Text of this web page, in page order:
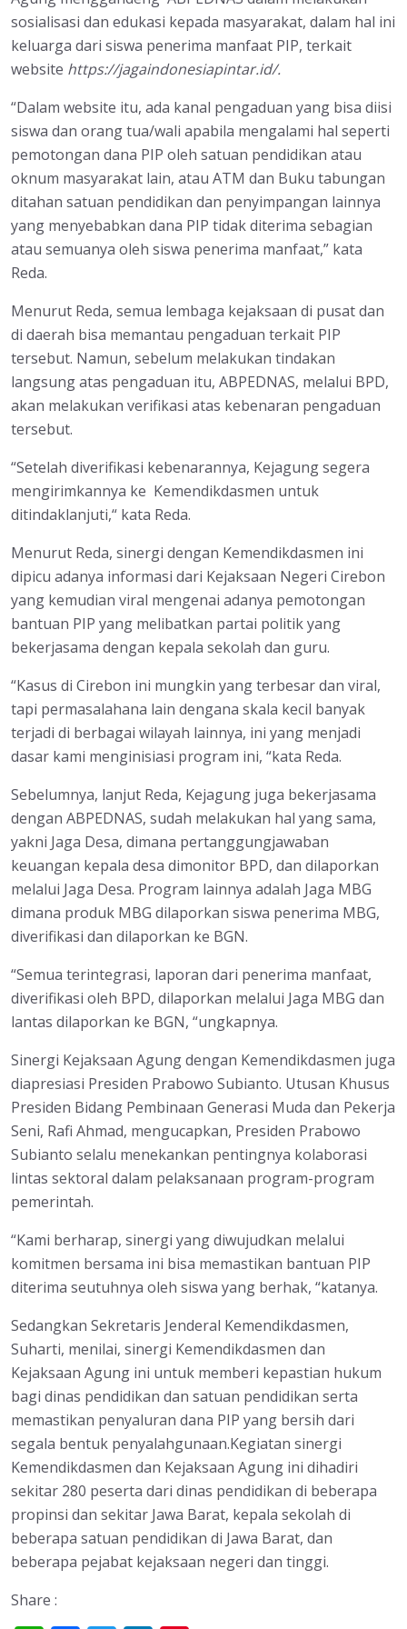
sosialisasi dan edukasi kepada masyarakat, dalam hal ini
keluarga dari siswa penerima manfaat PIP, terkait
website https://jagaindonesiapintar.id/.
“Dalam website itu, ada kanal pengaduan yang bisa diisi
siswa dan orang tua/wali apabila mengalami hal seperti
pemotongan dana PIP oleh satuan pendidikan atau
oknum masyarakat lain, atau ATM dan Buku tabungan
ditahan satuan pendidikan dan penyimpangan lainnya
yang menyebabkan dana PIP tidak diterima sebagian
atau semuanya oleh siswa penerima manfaat,” kata
Reda.
Menurut Reda, semua lembaga kejaksaan di pusat dan
di daerah bisa memantau pengaduan terkait PIP
tersebut. Namun, sebelum melakukan tindakan
langsung atas pengaduan itu, ABPEDNAS, melalui BPD,
akan melakukan verifikasi atas kebenaran pengaduan
tersebut.
“Setelah diverifikasi kebenarannya, Kejagung segera
mengirimkannya ke Kemendikdasmen untuk
ditindaklanjuti,“ kata Reda.
Menurut Reda, sinergi dengan Kemendikdasmen ini
dipicu adanya informasi dari Kejaksaan Negeri Cirebon
yang kemudian viral mengenai adanya pemotongan
bantuan PIP yang melibatkan partai politik yang
bekerjasama dengan kepala sekolah dan guru.
“Kasus di Cirebon ini mungkin yang terbesar dan viral,
tapi permasalahana lain dengana skala kecil banyak
terjadi di berbagai wilayah lainnya, ini yang menjadi
dasar kami menginisiasi program ini, “kata Reda.
Sebelumnya, lanjut Reda, Kejagung juga bekerjasama
dengan ABPEDNAS, sudah melakukan hal yang sama,
yakni Jaga Desa, dimana pertanggungjawaban
keuangan kepala desa dimonitor BPD, dan dilaporkan
melalui Jaga Desa. Program lainnya adalah Jaga MBG
dimana produk MBG dilaporkan siswa penerima MBG,
diverifikasi dan dilaporkan ke BGN.
“Semua terintegrasi, laporan dari penerima manfaat,
diverifikasi oleh BPD, dilaporkan melalui Jaga MBG dan
lantas dilaporkan ke BGN, “ungkapnya.
Sinergi Kejaksaan Agung dengan Kemendikdasmen juga
diapresiasi Presiden Prabowo Subianto. Utusan Khusus
Presiden Bidang Pembinaan Generasi Muda dan Pekerja
Seni, Rafi Ahmad, mengucapkan, Presiden Prabowo
Subianto selalu menekankan pentingnya kolaborasi
lintas sektoral dalam pelaksanaan program-program
pemerintah.
“Kami berharap, sinergi yang diwujudkan melalui
komitmen bersama ini bisa memastikan bantuan PIP
diterima seutuhnya oleh siswa yang berhak, “katanya.
Sedangkan Sekretaris Jenderal Kemendikdasmen,
Suharti, menilai, sinergi Kemendikdasmen dan
Kejaksaan Agung ini untuk memberi kepastian hukum
bagi dinas pendidikan dan satuan pendidikan serta
memastikan penyaluran dana PIP yang bersih dari
segala bentuk penyalahgunaan.Kegiatan sinergi
Kemendikdasmen dan Kejaksaan Agung ini dihadiri
sekitar 280 peserta dari dinas pendidikan di beberapa
propinsi dan sekitar Jawa Barat, kepala sekolah di
beberapa satuan pendidikan di Jawa Barat, dan
beberapa pejabat kejaksaan negeri dan tinggi.
Share :